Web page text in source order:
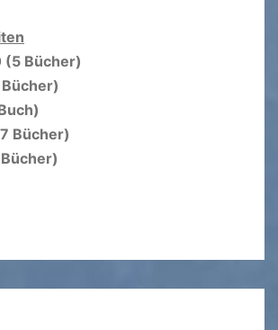
(5 Bücher)
Bücher)